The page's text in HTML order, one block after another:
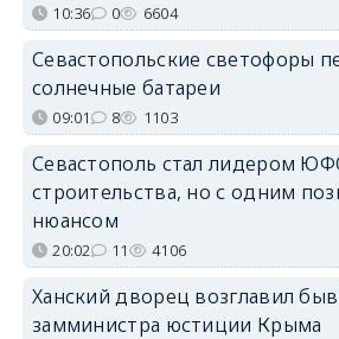
10:36 0 6604
Севастопольские светофоры
солнечные батареи
09:01 8 1103
Севастополь стал лидером
строительства, но с одним
нюансом
20:02 11 4106
Ханский дворец возглавил
замминистра юстиции Крыма